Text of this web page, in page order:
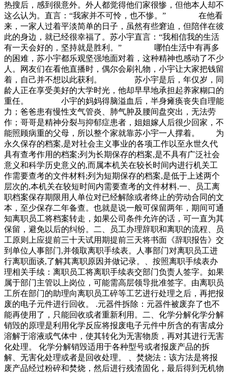
热搜后，感到很意外。外人都觉得他们家很惨，但他本人却不
这么认为。直言：“我家并不可怜，也不惨。” 在他看
来，一家人过着平淡简单的日子，虽然有些窘迫，但陪伴在彼
此的身边，就已经很幸福了。苏小宇直言：“我相信我的生活
有一天会好的，坚持就是胜利。” 哪怕生活中有再多
的困难，苏小宇都乐观坚强地面对着，这种精神也感动了不少
人。网友们在看他直播时，偶尔会刷礼物，小宇让大家把钱留
着，自己并不想以此获利。 苏小宇是后，年仅岁，同
龄人正在享受美好的大学时光，他却早早地承担起养家糊口的
重任。 小宇的妈妈得脑溢血后，半身瘫痪丧失自理能
力；爸爸患有慢性支气管炎、肺气肿及腰间盘突出，无法劳
作；哥哥是精神分裂与抑郁症患者，姐姐嫁人后很少回家，不
能照顾病重的父母，所以整个家就靠苏小宇一人撑着。 为
永久保存的档案,是对社会主义事业的各项工作以至永世久代
具有查考作用的档案;列为长期保存的档案,是不具有广泛社会
意义和科学历史意义的,而属本机关在较长时间内进行机关工
作需要查考的文件材料;列为短期保存的档案,是低于上述两个
层次的,本机关在较短时间内需要查考的文件材料.一、员工离
职档案保存期限用人单位对已经解除或者终止的劳动合同的文
本，至少保存二年备查。也就是说一般可保留两年，期间可通
知离职员工将档案转走，如果公司条件允许的话，可一直为其
保留，避免以后的纠纷。二、员工办理辞职和离职的流程、员
工原则上应提前三十天试用期提前三天将书面《辞职报告》交
到单位人事部门,并领取离职手续表。人事部门对离职员工进
行离职面谈,了解其离职原因并做记录。、按照离职手续表办
理相关手续：离职员工将离职手续表交部门负责人签字。如果
属于部门主管以上岗位，可能需高层领导批准签字。由离职员
工所在部门的助理向离职员工碎等工艺进行处理之后，再把报
废的电子元件进行回收。 .元器件拆除：元器件被废弃了也不
能再使用了，只能回收或者重新利用。二、化学分解化学分解
销毁的原理是利用化学反应将报废电子元件中所含的有害成分
溶解于溶液或气体中，使其转化为无害物质，再对其进行无害
化处理。 化学分解销毁适用于各种型号或者报废产品的拆
解、无害化处理或者是回收处理。 、焚烧法：该方法是将报
废产品经过粉碎和焚烧，然后进行残渣固化，最后得到无机物